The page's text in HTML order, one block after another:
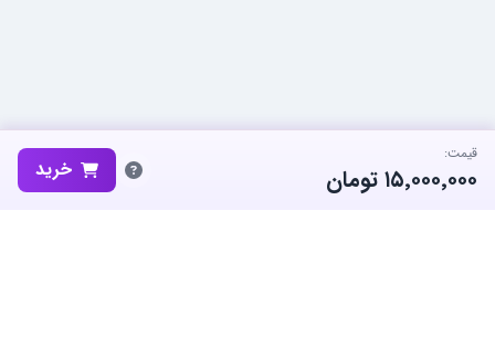
قیمت:
۱۵٬۰۰۰٬۰۰۰تومان خرید